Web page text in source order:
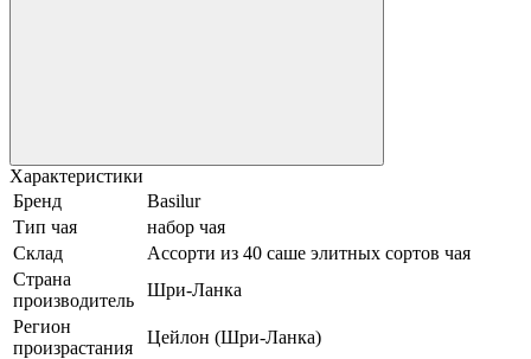
Характеристики
Бренд
Basilur
Тип чая
набор чая
Склад
Ассорти из 40 саше элитных сортов чая
Страна
производитель
Шри-Ланка
Регион
произрастания
Цейлон (Шри-Ланка)